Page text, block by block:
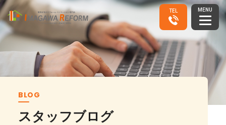
TEL MENU
BLOG
スタッフブログ
その他